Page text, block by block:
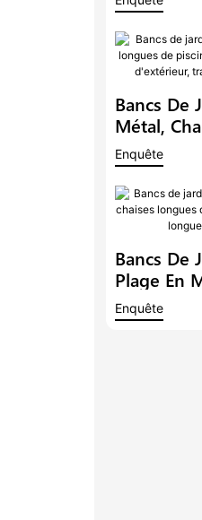
Longue
Longue
De
Jour
Bancs De
Métal,
Piscine
Longue
Côté
Enquête
Bancs De
Plage En
Longues
Enquête